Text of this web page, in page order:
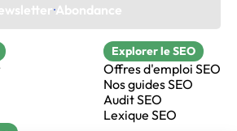
Abondance
Explorer le SEO
Offres d'emploi SEO
Nos guides SEO
Audit SEO
Lexique SEO